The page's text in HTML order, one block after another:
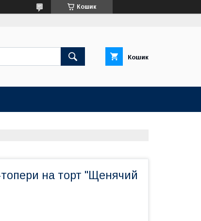
Кошик
Кошик
топери на торт "Щенячий